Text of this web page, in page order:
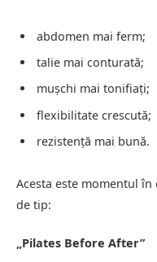
abdomen mai ferm;
talie mai conturată;
mușchi mai tonifiați;
flexibilitate crescută;
rezistență mai bună.
Acesta este momentul
de tip:
„Pilates Before After”